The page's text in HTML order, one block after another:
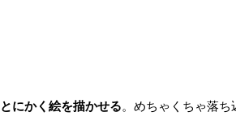
とにかく絵を描かせる。めちゃくちゃ落ち